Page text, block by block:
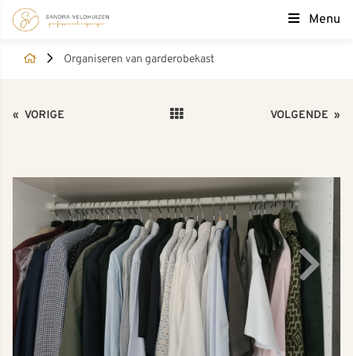
Menu
Organiseren van garderobekast
« VORIGE VOLGENDE »